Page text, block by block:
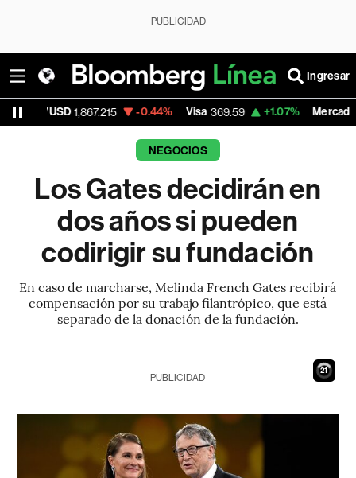
PUBLICIDAD
Ingresar
1,867.215 -0.44% Visa 369.59 +1.07% MercadoLibre
NEGOCIOS
Los Gates decidirán en
dos años si pueden
codirigir su fundación
En caso de marcharse, Melinda French Gates recibirá
compensación por su trabajo filantrópico, que está
separado de la donación de la fundación.
20
PUBLICIDAD